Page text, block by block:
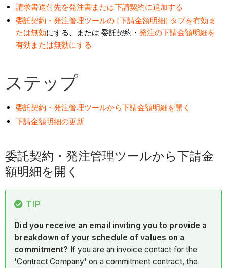
請求書送付先を発注書または下請契約に追加する
委託契約・発注管理ツールの [下請金額明細] タブを有効ま
たは無効にする、または 委託契約・発注の下請金額明細を
有効または無効にする
ステップ
委託契約・発注管理ツールから下請金額明細を開く
下請金額明細の更新
委託契約・発注管理ツールから下請金
額明細を開く
TIP
Did you receive an email inviting you to provide a
breakdown of your schedule of values on a
commitment? If you are an invoice contact for the
'Contract Company' on a commitment contract, the